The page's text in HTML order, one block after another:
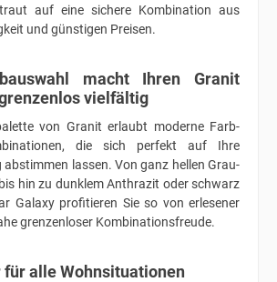
auf eine sichere Kombination aus
und günstigen Preisen.
macht Ihren Granit
vielfältig
von Granit erlaubt moderne Farb-
die sich perfekt auf Ihre
lassen. Von ganz hellen Grau-
hin zu dunklem Anthrazit oder schwarz
Galaxy profitieren Sie so von erlesener
grenzenloser Kombinationsfreude.
alle Wohnsituationen